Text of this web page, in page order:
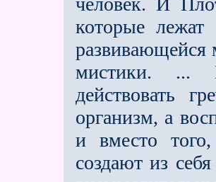
которые
развивающейся
мистики. ...
действовать
организм, а
и вместо
создают из